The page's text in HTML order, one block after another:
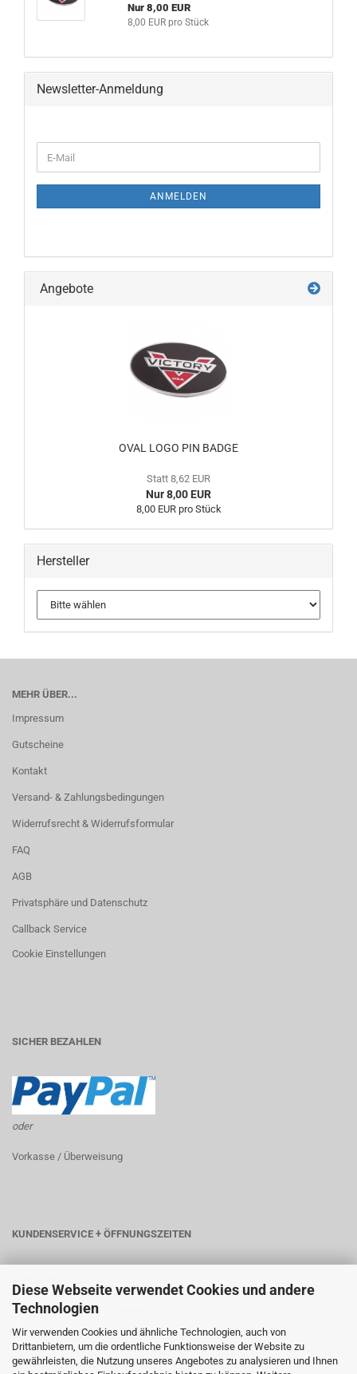
Diese Webseite verwendet Cookies und andere
Technologien
Wir verwenden Cookies und ähnliche Technologien, auch von
Drittanbietern, um die ordentliche Funktionsweise der Website zu
gewährleisten, die Nutzung unseres Angebotes zu analysieren und Ihnen
Nur 8,00 EUR
8,00 EUR pro Stück
Newsletter-Anmeldung
ANMELDEN
Angebote
OVAL LOGO PIN BADGE
Statt 8,62 EUR
Nur 8,00 EUR
8,00 EUR pro Stück
Hersteller
MEHR ÜBER...
Impressum
Gutscheine
Kontakt
Versand- & Zahlungsbedingungen
Widerrufsrecht & Widerrufsformular
FAQ
AGB
Privatsphäre und Datenschutz
Callback Service
Cookie Einstellungen
SICHER BEZAHLEN
oder
Vorkasse / Überweisung
KUNDENSERVICE + ÖFFNUNGSZEITEN
Telefon: +49 (0) 6181 - 18909-00
Telefax: +49 (0) 6181 - 18909-29
Montag - Freitag: 10:00 - 18:00